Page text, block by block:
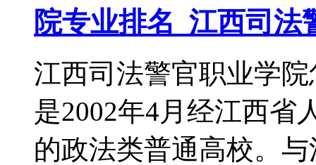
院专业排名_江西司法
江西司法警官职业学
是2002年4月经江西省
的政法类普通高校。